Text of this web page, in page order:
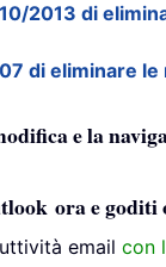
2013 di
di eliminare
e la
ora e
email con